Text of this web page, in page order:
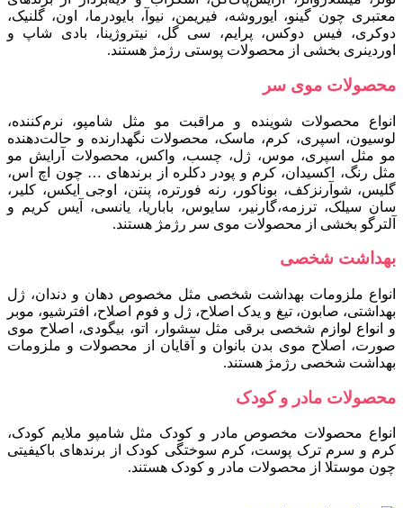
معتبری چون گینو، ایوروشه، فیری‍من، نیوآ، بایودرما، اون، گلنیک،
دوکری، فیس‌ دوکس، پرایم، سی‌ گل، نیتروژینا، بادی‌ شاپ و
اوردینری بخشی از محصولات پوستی رژمژ هستند.
محصولات موی سر
انواع محصولات شوینده و مراقبت مو مثل شامپو، نرم‌کننده،
لوسیون، اسپری، کرم، ماسک، محصولات نگهدارنده و حالت‌دهنده
مو مثل اسپری، موس، ژل، چسب، واکس، محصولات آرایش مو
مثل رنگ، اکسیدان، کرم و پودر دکلره از برندهای … چون اچ اس،
گلیس، شوآرنزکف، بوناکور، رنه فورتره، پنتن، اوجی ایکس، کلیر،
سان سیلک، ترزمه،گارنیر، سایوس، باباریا، یانسی، آیس کریم و
آلترگو بخشی از محصولات موی سر رژمژ هستند.
بهداشت شخصی
انواع ملزومات بهداشت شخصی مثل مخصوص دهان و دندان، ژل
بهداشتی، صابون، تیغ و یدک اصلاح، ژل و فوم اصلاح، افترشیو، موبر
و انواع لوازم شخصی برقی مثل سشوار، اتو، بیگودی، اصلاح موی
صورت، اصلاح موی بدن بانوان و آقایان از محصولات و ملزومات
بهداشت شخصی رژمژ هستند.
محصولات مادر و کودک
انواع محصولات مخصوص مادر و کودک مثل شامپو ملایم کودک،
کرم و سرم ترک پوست، کرم سوختگی کودک از برندهای باکیفیتی
چون موستلا از محصولات مادر و کودک هستند.